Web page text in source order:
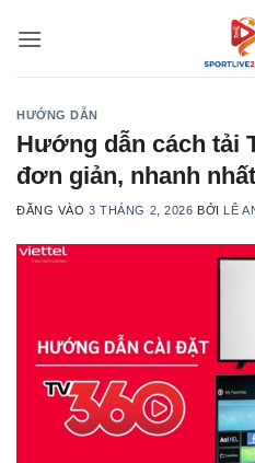
qua
HƯỚNG DẪN
Hướng dẫn cách tải
đơn giản, nhanh nhất
ĐĂNG VÀO3 THÁNG 2, 2026 BỞI LÊ